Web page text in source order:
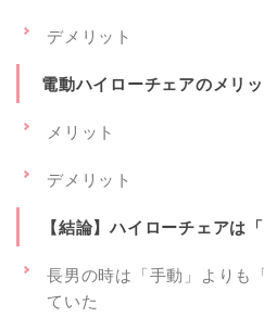
デメリット
電動ハイローチェアのメリ
メリット
デメリット
【結論】ハイローチェアは
長男の時は「手動」よりも
ていた